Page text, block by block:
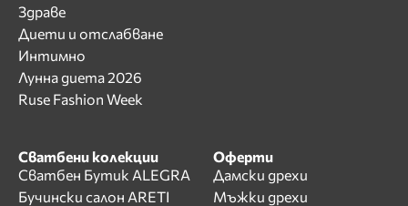
Здраве
Диети и отслабване
Интимно
Лунна диета 2026
Ruse Fashion Week
Сватбени колекции
Сватбен Бутик ALEGRA
Бучински салон ARETI
Оферти
Дамски дрехи
Мъжки дрехи